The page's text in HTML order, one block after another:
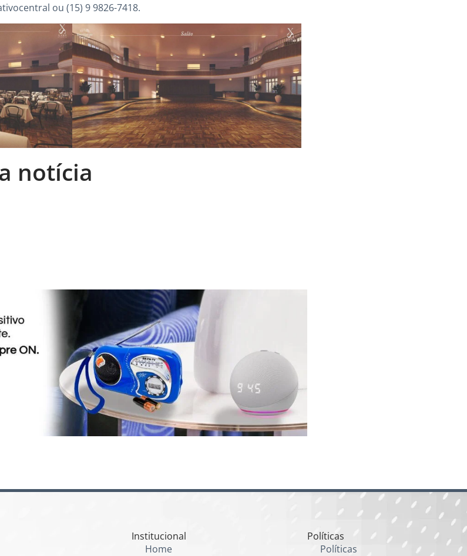
ou (15) 9 9826-7418.
notícia
Institucional
Home
Políticas
Políticas